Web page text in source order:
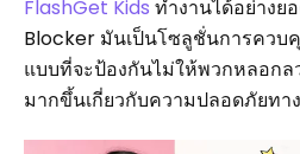
FlashGet Kids ทำงานได้อย่างย
Blocker มันเป็นโซลูชั่นการคว
แบบที่จะป้องกันไม่ให้พวกหลอก
มากขึ้นเกี่ยวกับความปลอดภัยท